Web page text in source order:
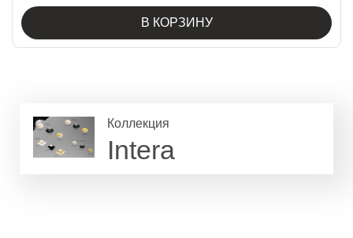
В КОРЗИНУ
Коллекция
Intera